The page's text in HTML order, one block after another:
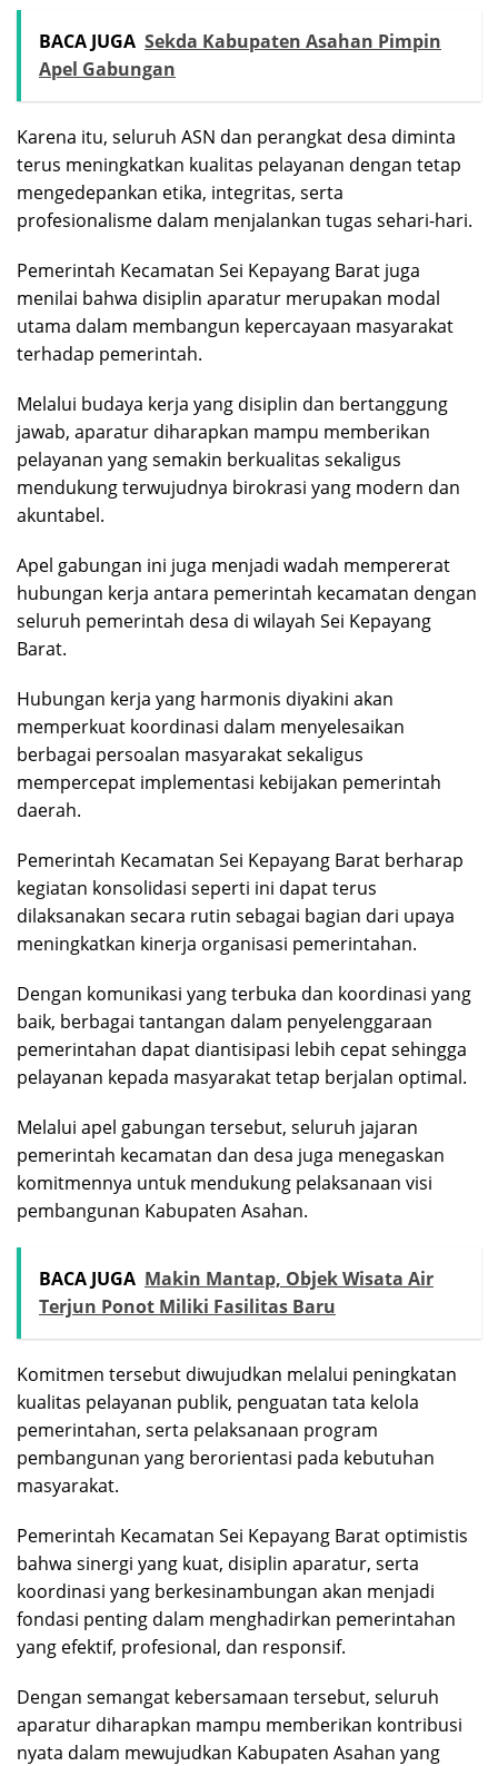
BACA JUGA Sekda Kabupaten Asahan Pimpin
Apel Gabungan
Karena itu, seluruh ASN dan perangkat desa diminta
terus meningkatkan kualitas pelayanan dengan tetap
mengedepankan etika, integritas, serta
profesionalisme dalam menjalankan tugas sehari-hari.
Pemerintah Kecamatan Sei Kepayang Barat juga
menilai bahwa disiplin aparatur merupakan modal
utama dalam membangun kepercayaan masyarakat
terhadap pemerintah.
Melalui budaya kerja yang disiplin dan bertanggung
jawab, aparatur diharapkan mampu memberikan
pelayanan yang semakin berkualitas sekaligus
mendukung terwujudnya birokrasi yang modern dan
akuntabel.
Apel gabungan ini juga menjadi wadah mempererat
hubungan kerja antara pemerintah kecamatan dengan
seluruh pemerintah desa di wilayah Sei Kepayang
Barat.
Hubungan kerja yang harmonis diyakini akan
memperkuat koordinasi dalam menyelesaikan
berbagai persoalan masyarakat sekaligus
mempercepat implementasi kebijakan pemerintah
daerah.
Pemerintah Kecamatan Sei Kepayang Barat berharap
kegiatan konsolidasi seperti ini dapat terus
dilaksanakan secara rutin sebagai bagian dari upaya
meningkatkan kinerja organisasi pemerintahan.
Dengan komunikasi yang terbuka dan koordinasi yang
baik, berbagai tantangan dalam penyelenggaraan
pemerintahan dapat diantisipasi lebih cepat sehingga
pelayanan kepada masyarakat tetap berjalan optimal.
Melalui apel gabungan tersebut, seluruh jajaran
pemerintah kecamatan dan desa juga menegaskan
komitmennya untuk mendukung pelaksanaan visi
pembangunan Kabupaten Asahan.
BACA JUGA Makin Mantap, Objek Wisata Air
Terjun Ponot Miliki Fasilitas Baru
Komitmen tersebut diwujudkan melalui peningkatan
kualitas pelayanan publik, penguatan tata kelola
pemerintahan, serta pelaksanaan program
pembangunan yang berorientasi pada kebutuhan
masyarakat.
Pemerintah Kecamatan Sei Kepayang Barat optimistis
bahwa sinergi yang kuat, disiplin aparatur, serta
koordinasi yang berkesinambungan akan menjadi
fondasi penting dalam menghadirkan pemerintahan
yang efektif, profesional, dan responsif.
Dengan semangat kebersamaan tersebut, seluruh
aparatur diharapkan mampu memberikan kontribusi
nyata dalam mewujudkan Kabupaten Asahan yang